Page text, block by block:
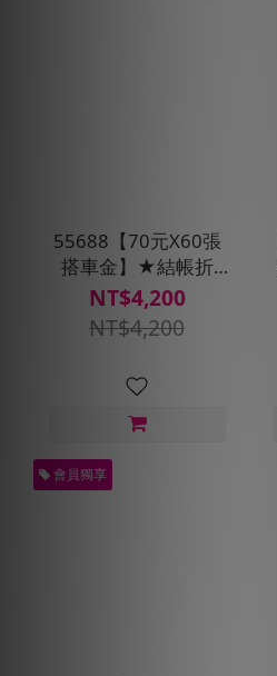
55688【70元X60張
搭車金】★結帳折
500元
NT$4,200
NT$4,200
會員獨享